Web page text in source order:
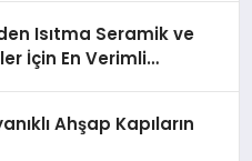
Isıtma Seramik ve
İçin En Verimli
Ahşap Kapıların